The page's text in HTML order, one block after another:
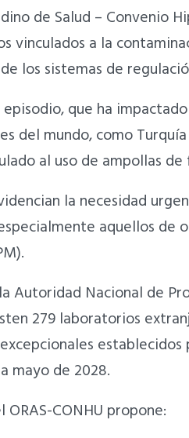
de Salud – Convenio
vinculados a la
los sistemas de
que ha
del mundo, como
al uso de ampollas
la necesidad
aquellos de
Autoridad Nacional de
279 laboratorios
mayo de 2028.
ORAS-CONHU propone: